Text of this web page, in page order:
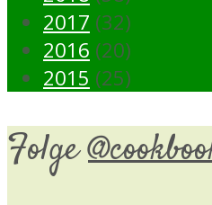
2017 (32)
2016 (20)
2015 (25)
Folge